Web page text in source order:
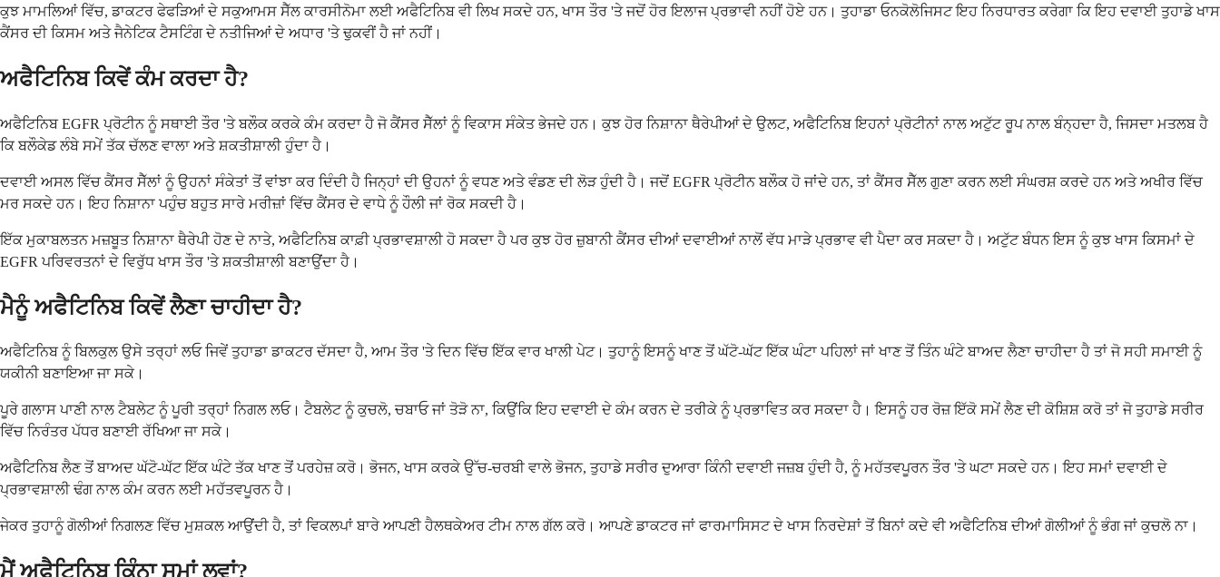
ਕੁਝ ਮਾਮਲਿਆਂ ਵਿੱਚ, ਡਾਕਟਰ ਫੇਫੜਿਆਂ ਦੇ ਸਕੁਆਮਸ ਸੈੱਲ ਕਾਰਸੀਨੋਮਾ ਲਈ ਅਫੈਟਿਨਿਬ ਵੀ ਲਿਖ ਸਕਦੇ ਹਨ, ਖਾਸ ਤੌਰ 'ਤੇ ਜਦੋਂ ਹੋਰ ਇਲਾਜ ਪ੍ਰਭਾਵੀ ਨਹੀਂ ਹੋਏ ਹਨ। ਤੁਹਾਡਾ ਓਨਕੋਲੋਜਿਸਟ ਇਹ ਨਿਰਧਾਰਤ ਕਰੇਗਾ ਕਿ ਇਹ ਦਵਾਈ ਤੁਹਾਡੇ ਖਾਸ
ਕੈਂਸਰ ਦੀ ਕਿਸਮ ਅਤੇ ਜੈਨੇਟਿਕ ਟੈਸਟਿੰਗ ਦੇ ਨਤੀਜਿਆਂ ਦੇ ਅਧਾਰ 'ਤੇ ਢੁਕਵੀਂ ਹੈ ਜਾਂ ਨਹੀਂ।
ਅਫੈਟਿਨਿਬ ਕਿਵੇਂ ਕੰਮ ਕਰਦਾ ਹੈ?
ਅਫੈਟਿਨਿਬ EGFR ਪ੍ਰੋਟੀਨ ਨੂੰ ਸਥਾਈ ਤੌਰ 'ਤੇ ਬਲੌਕ ਕਰਕੇ ਕੰਮ ਕਰਦਾ ਹੈ ਜੋ ਕੈਂਸਰ ਸੈੱਲਾਂ ਨੂੰ ਵਿਕਾਸ ਸੰਕੇਤ ਭੇਜਦੇ ਹਨ। ਕੁਝ ਹੋਰ ਨਿਸ਼ਾਨਾ ਥੈਰੇਪੀਆਂ ਦੇ ਉਲਟ, ਅਫੈਟਿਨਿਬ ਇਹਨਾਂ ਪ੍ਰੋਟੀਨਾਂ ਨਾਲ ਅਟੁੱਟ ਰੂਪ ਨਾਲ ਬੰਨ੍ਹਦਾ ਹੈ, ਜਿਸਦਾ ਮਤਲਬ ਹੈ
ਕਿ ਬਲੌਕੇਡ ਲੰਬੇ ਸਮੇਂ ਤੱਕ ਚੱਲਣ ਵਾਲਾ ਅਤੇ ਸ਼ਕਤੀਸ਼ਾਲੀ ਹੁੰਦਾ ਹੈ।
ਦਵਾਈ ਅਸਲ ਵਿੱਚ ਕੈਂਸਰ ਸੈੱਲਾਂ ਨੂੰ ਉਹਨਾਂ ਸੰਕੇਤਾਂ ਤੋਂ ਵਾਂਝਾ ਕਰ ਦਿੰਦੀ ਹੈ ਜਿਨ੍ਹਾਂ ਦੀ ਉਹਨਾਂ ਨੂੰ ਵਧਣ ਅਤੇ ਵੰਡਣ ਦੀ ਲੋੜ ਹੁੰਦੀ ਹੈ। ਜਦੋਂ EGFR ਪ੍ਰੋਟੀਨ ਬਲੌਕ ਹੋ ਜਾਂਦੇ ਹਨ, ਤਾਂ ਕੈਂਸਰ ਸੈੱਲ ਗੁਣਾ ਕਰਨ ਲਈ ਸੰਘਰਸ਼ ਕਰਦੇ ਹਨ ਅਤੇ ਅਖੀਰ ਵਿੱਚ
ਮਰ ਸਕਦੇ ਹਨ। ਇਹ ਨਿਸ਼ਾਨਾ ਪਹੁੰਚ ਬਹੁਤ ਸਾਰੇ ਮਰੀਜ਼ਾਂ ਵਿੱਚ ਕੈਂਸਰ ਦੇ ਵਾਧੇ ਨੂੰ ਹੌਲੀ ਜਾਂ ਰੋਕ ਸਕਦੀ ਹੈ।
ਇੱਕ ਮੁਕਾਬਲਤਨ ਮਜ਼ਬੂਤ ​​ਨਿਸ਼ਾਨਾ ਥੈਰੇਪੀ ਹੋਣ ਦੇ ਨਾਤੇ, ਅਫੈਟਿਨਿਬ ਕਾਫ਼ੀ ਪ੍ਰਭਾਵਸ਼ਾਲੀ ਹੋ ਸਕਦਾ ਹੈ ਪਰ ਕੁਝ ਹੋਰ ਜ਼ੁਬਾਨੀ ਕੈਂਸਰ ਦੀਆਂ ਦਵਾਈਆਂ ਨਾਲੋਂ ਵੱਧ ਮਾੜੇ ਪ੍ਰਭਾਵ ਵੀ ਪੈਦਾ ਕਰ ਸਕਦਾ ਹੈ। ਅਟੁੱਟ ਬੰਧਨ ਇਸ ਨੂੰ ਕੁਝ ਖਾਸ ਕਿਸਮਾਂ ਦੇ
EGFR ਪਰਿਵਰਤਨਾਂ ਦੇ ਵਿਰੁੱਧ ਖਾਸ ਤੌਰ 'ਤੇ ਸ਼ਕਤੀਸ਼ਾਲੀ ਬਣਾਉਂਦਾ ਹੈ।
ਮੈਨੂੰ ਅਫੈਟਿਨਿਬ ਕਿਵੇਂ ਲੈਣਾ ਚਾਹੀਦਾ ਹੈ?
ਅਫੈਟਿਨਿਬ ਨੂੰ ਬਿਲਕੁਲ ਉਸੇ ਤਰ੍ਹਾਂ ਲਓ ਜਿਵੇਂ ਤੁਹਾਡਾ ਡਾਕਟਰ ਦੱਸਦਾ ਹੈ, ਆਮ ਤੌਰ 'ਤੇ ਦਿਨ ਵਿੱਚ ਇੱਕ ਵਾਰ ਖਾਲੀ ਪੇਟ। ਤੁਹਾਨੂੰ ਇਸਨੂੰ ਖਾਣ ਤੋਂ ਘੱਟੋ-ਘੱਟ ਇੱਕ ਘੰਟਾ ਪਹਿਲਾਂ ਜਾਂ ਖਾਣ ਤੋਂ ਤਿੰਨ ਘੰਟੇ ਬਾਅਦ ਲੈਣਾ ਚਾਹੀਦਾ ਹੈ ਤਾਂ ਜੋ ਸਹੀ ਸਮਾਈ ਨੂੰ
ਯਕੀਨੀ ਬਣਾਇਆ ਜਾ ਸਕੇ।
ਪੂਰੇ ਗਲਾਸ ਪਾਣੀ ਨਾਲ ਟੈਬਲੇਟ ਨੂੰ ਪੂਰੀ ਤਰ੍ਹਾਂ ਨਿਗਲ ਲਓ। ਟੈਬਲੇਟ ਨੂੰ ਕੁਚਲੋ, ਚਬਾਓ ਜਾਂ ਤੋੜੋ ਨਾ, ਕਿਉਂਕਿ ਇਹ ਦਵਾਈ ਦੇ ਕੰਮ ਕਰਨ ਦੇ ਤਰੀਕੇ ਨੂੰ ਪ੍ਰਭਾਵਿਤ ਕਰ ਸਕਦਾ ਹੈ। ਇਸਨੂੰ ਹਰ ਰੋਜ਼ ਇੱਕੋ ਸਮੇਂ ਲੈਣ ਦੀ ਕੋਸ਼ਿਸ਼ ਕਰੋ ਤਾਂ ਜੋ ਤੁਹਾਡੇ ਸਰੀਰ
ਵਿੱਚ ਨਿਰੰਤਰ ਪੱਧਰ ਬਣਾਈ ਰੱਖਿਆ ਜਾ ਸਕੇ।
ਅਫੈਟਿਨਿਬ ਲੈਣ ਤੋਂ ਬਾਅਦ ਘੱਟੋ-ਘੱਟ ਇੱਕ ਘੰਟੇ ਤੱਕ ਖਾਣ ਤੋਂ ਪਰਹੇਜ਼ ਕਰੋ। ਭੋਜਨ, ਖਾਸ ਕਰਕੇ ਉੱਚ-ਚਰਬੀ ਵਾਲੇ ਭੋਜਨ, ਤੁਹਾਡੇ ਸਰੀਰ ਦੁਆਰਾ ਕਿੰਨੀ ਦਵਾਈ ਜਜ਼ਬ ਹੁੰਦੀ ਹੈ, ਨੂੰ ਮਹੱਤਵਪੂਰਨ ਤੌਰ 'ਤੇ ਘਟਾ ਸਕਦੇ ਹਨ। ਇਹ ਸਮਾਂ ਦਵਾਈ ਦੇ
ਪ੍ਰਭਾਵਸ਼ਾਲੀ ਢੰਗ ਨਾਲ ਕੰਮ ਕਰਨ ਲਈ ਮਹੱਤਵਪੂਰਨ ਹੈ।
ਜੇਕਰ ਤੁਹਾਨੂੰ ਗੋਲੀਆਂ ਨਿਗਲਣ ਵਿੱਚ ਮੁਸ਼ਕਲ ਆਉਂਦੀ ਹੈ, ਤਾਂ ਵਿਕਲਪਾਂ ਬਾਰੇ ਆਪਣੀ ਹੈਲਥਕੇਅਰ ਟੀਮ ਨਾਲ ਗੱਲ ਕਰੋ। ਆਪਣੇ ਡਾਕਟਰ ਜਾਂ ਫਾਰਮਾਸਿਸਟ ਦੇ ਖਾਸ ਨਿਰਦੇਸ਼ਾਂ ਤੋਂ ਬਿਨਾਂ ਕਦੇ ਵੀ ਅਫੈਟਿਨਿਬ ਦੀਆਂ ਗੋਲੀਆਂ ਨੂੰ ਭੰਗ ਜਾਂ ਕੁਚਲੋ ਨਾ।
ਮੈਂ ਅਫੈਟਿਨਿਬ ਕਿੰਨਾ ਸਮਾਂ ਲਵਾਂ?